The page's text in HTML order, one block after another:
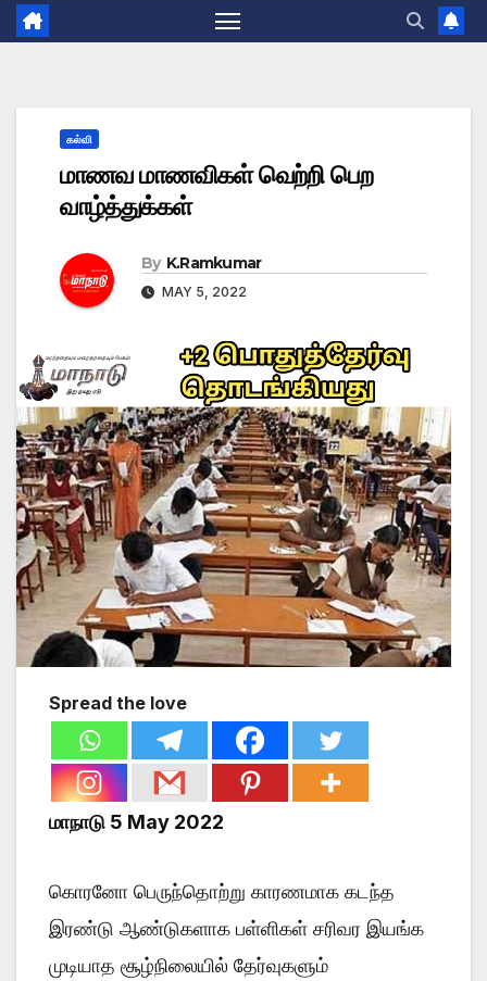
கல்வி
மாணவ மாணவிகள் வெற்றி பெற
வாழ்த்துக்கள்
By K.Ramkumar
MAY 5, 2022
Spread the love
மாநாடு 5 May 2022
கொரனோ பெருந்தொற்று காரணமாக கடந்த
இரண்டு ஆண்டுகளாக பள்ளிகள் சரிவர இயங்க
முடியாத சூழ்நிலையில் தேர்வுகளும்